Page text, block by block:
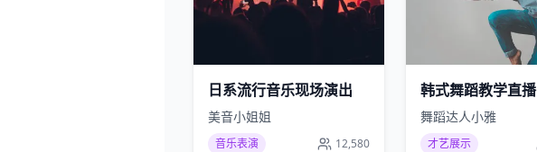
日系流行音乐现场演出
美音小姐姐
音乐表演 12,580
韩式舞蹈教学直播
舞蹈达人小雅
才艺展示